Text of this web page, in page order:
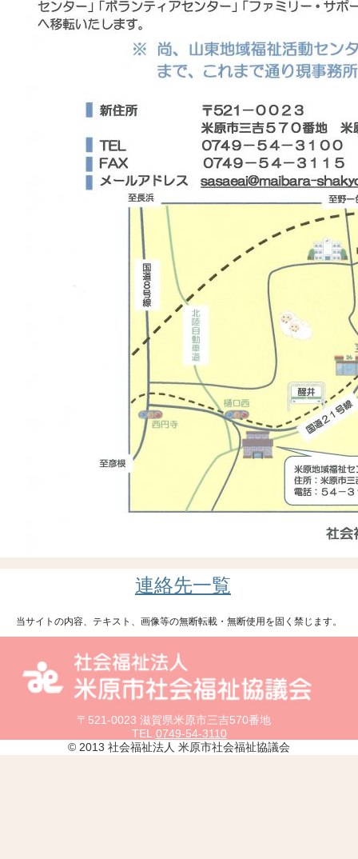
連絡先一覧
当サイトの内容、テキスト、画像等の無断転載・無断使用を固く禁じます。
〒521-0023 滋賀県米原市三吉570番地
TEL. 0749-54-3110
© 2013 社会福祉法人 米原市社会福祉協議会